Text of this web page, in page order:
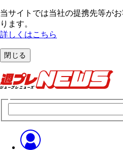
当サイトでは当社の提携先等が
ります。
詳しくはこちら
閉じる